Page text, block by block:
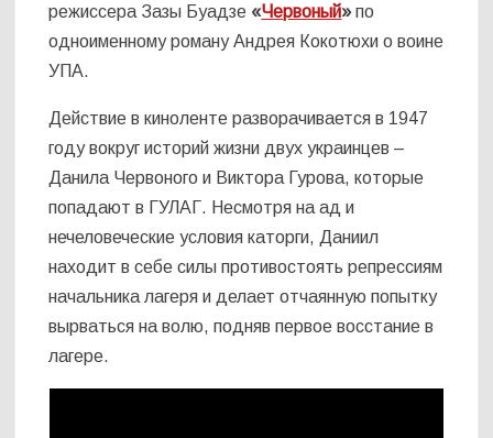
режиссера Зазы Буадзе «Червоный» по
одноименному роману Андрея Кокотюхи о воине
УПА.
Действие в киноленте разворачивается в 1947
году вокруг историй жизни двух украинцев –
Данила Червоного и Виктора Гурова, которые
попадают в ГУЛАГ. Несмотря на ад и
нечеловеческие условия каторги, Даниил
находит в себе силы противостоять репрессиям
начальника лагеря и делает отчаянную попытку
вырваться на волю, подняв первое восстание в
лагере.